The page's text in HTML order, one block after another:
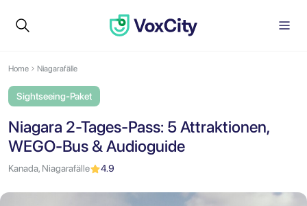
Home Niagarafälle
Sightseeing-Paket
Niagara 2-Tages-Pass: 5 Attraktionen,
WEGO-Bus & Audioguide
Kanada, Niagarafälle 4.9